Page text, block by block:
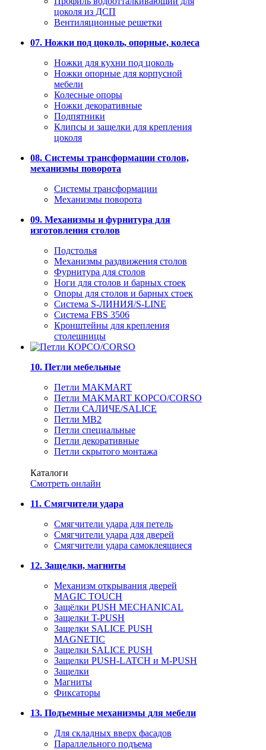
цоколя из ДСП
Вентиляционные решетки
07. Ножки под цоколь, опорные, колеса
Ножки для кухни под цоколь
Ножки опорные для корпусной
мебели
Колесные опоры
Ножки декоративные
Подпятники
Клипсы и защелки для крепления
цоколя
08. Системы трансформации столов,
механизмы поворота
Системы трансформации
Механизмы поворота
09. Механизмы и фурнитура для
изготовления столов
Подстолья
Механизмы раздвижения столов
Фурнитура для столов
Ноги для столов и барных стоек
Опоры для столов и барных стоек
Система S-ЛИНИЯ/S-LINE
Система FBS 3506
Кронштейны для крепления
столешницы
10. Петли мебельные
Петли MAKMART
Петли MAKMART КОРСО/CORSO
Петли САЛИЧЕ/SALICE
Петли MB2
Петли специальные
Петли декоративные
Петли скрытого монтажа
Каталоги
Смотреть онлайн
11. Смягчители удара
Смягчители удара для петель
Смягчители удара для дверей
Cмягчители удара самоклеящиеся
12. Защелки, магниты
Механизм открывания дверей
MAGIC TOUCH
Защёлки PUSH MECHANICAL
Защелки T-PUSH
Защелки SALICE PUSH
MAGNETIC
Защелки SALICE PUSH
Защелки PUSH-LATCH и M-PUSH
Защелки
Магниты
Фиксаторы
13. Подъемные механизмы для мебели
Для складных вверх фасадов
Параллельного подъема